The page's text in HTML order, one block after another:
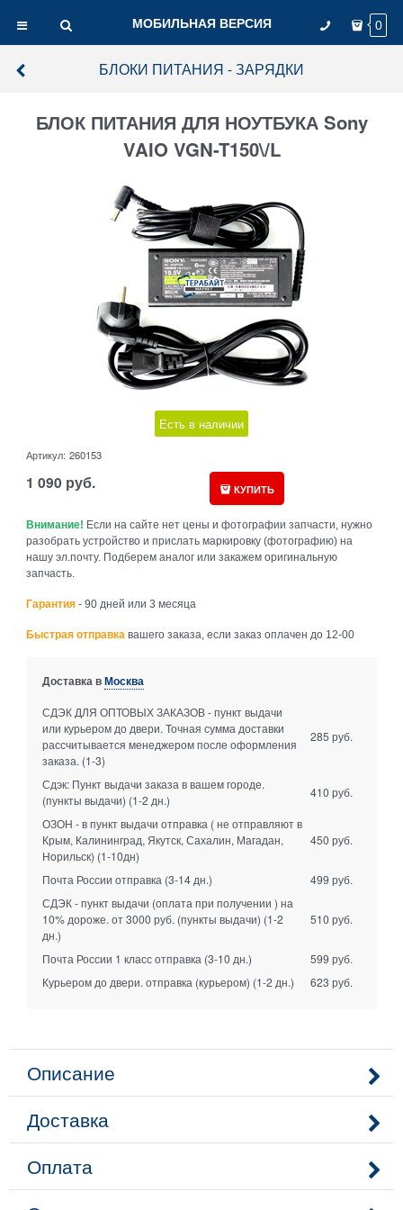
МОБИЛЬНАЯ ВЕРСИЯ 0
БЛОКИ ПИТАНИЯ - ЗАРЯДКИ
БЛОК ПИТАНИЯ ДЛЯ НОУТБУКА Sony
VAIO VGN-T150\/L
Есть в наличии
Артикул: 260153
1 090 руб. КУПИТЬ
Внимание! Если на сайте нет цены и фотографии запчасти, нужно
разобрать устройство и прислать маркировку (фотографию) на
нашу эл.почту. Подберем аналог или закажем оригинальную
запчасть.
Гарантия - 90 дней или 3 месяца
Быстрая отправка вашего заказа, если заказ оплачен до 12-00
Доставка вМосква
СДЭК ДЛЯ ОПТОВЫХ ЗАКАЗОВ - пункт выдачи
или курьером до двери. Точная сумма доставки
рассчитывается менеджером после оформления
заказа. (1-3)
285 руб.
Сдэк: Пункт выдачи заказа в вашем городе.
(пункты выдачи) (1-2 дн.)
410 руб.
ОЗОН - в пункт выдачи отправка ( не отправляют в
Крым, Калининград, Якутск, Сахалин, Магадан,
Норильск) (1-10дн)
450 руб.
Почта России отправка (3-14 дн.)
499 руб.
СДЭК - пункт выдачи (оплата при получении ) на
10% дороже. от 3000 руб. (пункты выдачи) (1-2
дн.)
510 руб.
Почта России 1 класс отправка (3-10 дн.)
599 руб.
Курьером до двери. отправка (курьером) (1-2 дн.) 623 руб.
Описание
Доставка
Оплата